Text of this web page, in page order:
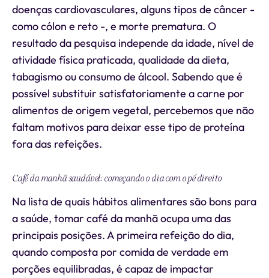
doenças cardiovasculares, alguns tipos de câncer -
como cólon e reto -, e morte prematura. O
resultado da pesquisa independe da idade, nível de
atividade física praticada, qualidade da dieta,
tabagismo ou consumo de álcool. Sabendo que é
possível substituir satisfatoriamente a carne por
alimentos de origem vegetal, percebemos que não
faltam motivos para deixar esse tipo de proteína
fora das refeições.
Café da manhã saudável: começando o dia com o pé direito
Na lista de quais hábitos alimentares são bons para
a saúde, tomar café da manhã ocupa uma das
principais posições. A primeira refeição do dia,
quando composta por comida de verdade em
porções equilibradas, é capaz de impactar